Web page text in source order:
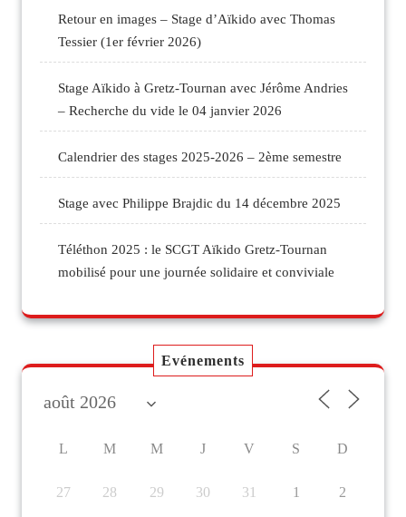
Retour en images – Stage d’Aïkido avec Thomas
Tessier (1er février 2026)
Stage Aïkido à Gretz-Tournan avec Jérôme Andries
– Recherche du vide le 04 janvier 2026
Calendrier des stages 2025-2026 – 2ème semestre
Stage avec Philippe Brajdic du 14 décembre 2025
Téléthon 2025 : le SCGT Aïkido Gretz-Tournan
mobilisé pour une journée solidaire et conviviale
Evénements
L M M J V S D
27 28 29 30 31 1 2